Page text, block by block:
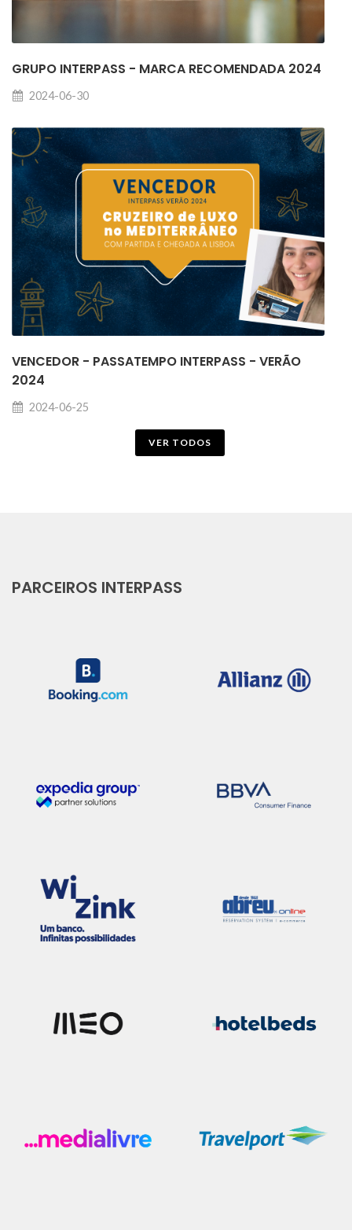
GRUPO INTERPASS - MARCA RECOMENDADA 2024
2024-06-30
VENCEDOR - PASSATEMPO INTERPASS - VERÃO
2024
2024-06-25
VER TODOS
PARCEIROS INTERPASS